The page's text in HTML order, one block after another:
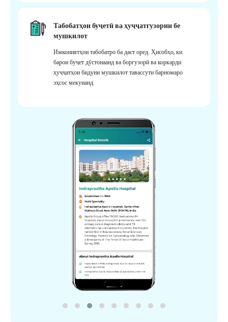
Табобатҳои буҷетӣ ва ҳуҷҷатгузории бе
мушкилот
Имкониятҳои табобатро ба даст оред. Ҳисобҳо, ки
барои буҷет дӯстонаанд ва боргузорӣ ва коркарди
ҳуҷҷатҳои бидуни мушкилот тавассути барномаро
эҳсос мекунанд.